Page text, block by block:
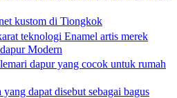
kustom di Tiongkok
teknologi Enamel artis merek
Modern
dapur yang cocok untuk rumah
dapat disebut sebagai bagus